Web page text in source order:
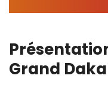
Grand